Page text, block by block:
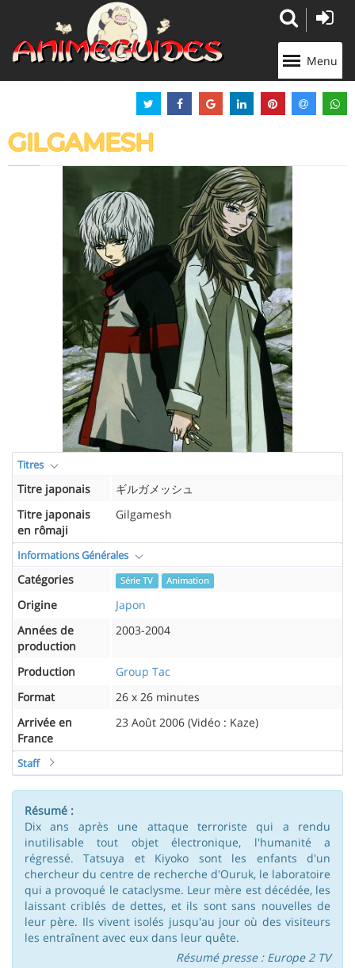
Menu
GILGAMESH
Titres
Titre japonais
ギルガメッシュ
Titre japonais
en rômaji
Gilgamesh
Informations Générales
Catégories Série TV Animation
Origine
Japon
Années de
production
2003-2004
Production
Group Tac
Format
26 x 26 minutes
Arrivée en
France
23 Août 2006 (Vidéo : Kaze)
Staff
Résumé :
Dix ans après une attaque terroriste qui a rendu
inutilisable tout objet électronique, l'humanité a
régressé. Tatsuya et Kiyoko sont les enfants d'un
chercheur du centre de recherche d'Ouruk, le laboratoire
qui a provoqué le cataclysme. Leur mère est décédée, les
laissant criblés de dettes, et ils sont sans nouvelles de
leur père. Ils vivent isolés jusqu'au jour où des visiteurs
les entraînent avec eux dans leur quête.
Résumé presse : Europe 2 TV
Panneau de gestion des cookies